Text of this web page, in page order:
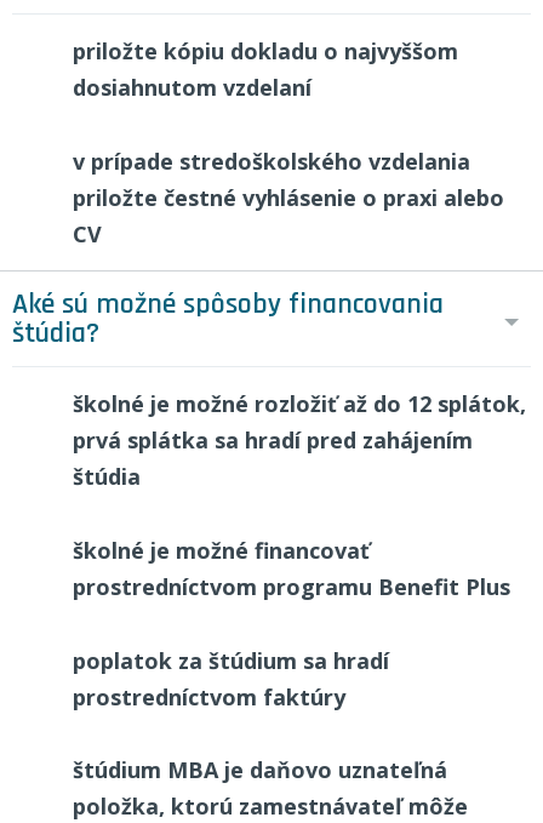
priložte kópiu dokladu o najvyššom
dosiahnutom vzdelaní
v prípade stredoškolského vzdelania
priložte čestné vyhlásenie o praxi alebo
CV
Aké sú možné spôsoby financovania
štúdia?
školné je možné rozložiť až do 12 splátok,
prvá splátka sa hradí pred zahájením
štúdia
školné je možné financovať
prostredníctvom programu Benefit Plus
poplatok za štúdium sa hradí
prostredníctvom faktúry
štúdium MBA je daňovo uznateľná
položka, ktorú zamestnávateľ môže